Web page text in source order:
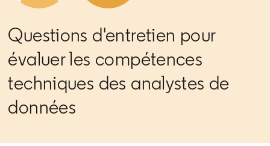
Questions d'entretien pour
évaluer les compétences
techniques des analystes de
données